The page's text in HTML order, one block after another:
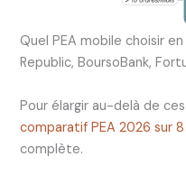
Quel PEA mobile choisir
Republic, BoursoBank,
Pour élargir au-delà de
comparatif PEA 2026 sur
complète.